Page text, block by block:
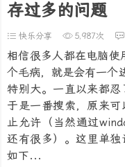
存过多的问题
快乐分享 5,987次
相信很多人都在电脑使
个毛病，就是会有一个
特别大。一直以来都忍
于是一番搜索，原来
止允许（当然通过
还有很多）。这里单独
如下...